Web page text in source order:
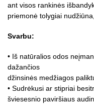
ant visos rankinės
priemonė tolygiai
Svarbu:
• Iš natūralios odos
dažančios
džinsinės medžiagos
• Sudrėkusi ar stipriai
šviesesnio paviršiaus